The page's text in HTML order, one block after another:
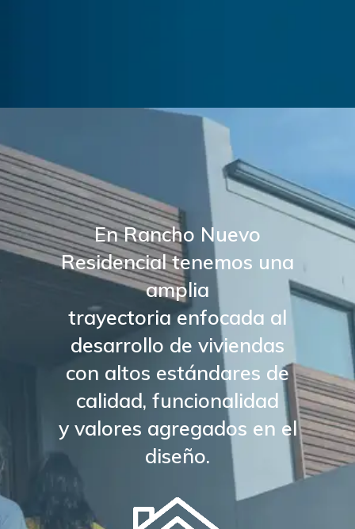
En Rancho Nuevo
Residencial tenemos una
amplia
trayectoria enfocada al
desarrollo de viviendas
con altos estándares de
calidad, funcionalidad
y valores agregados en el
diseño.